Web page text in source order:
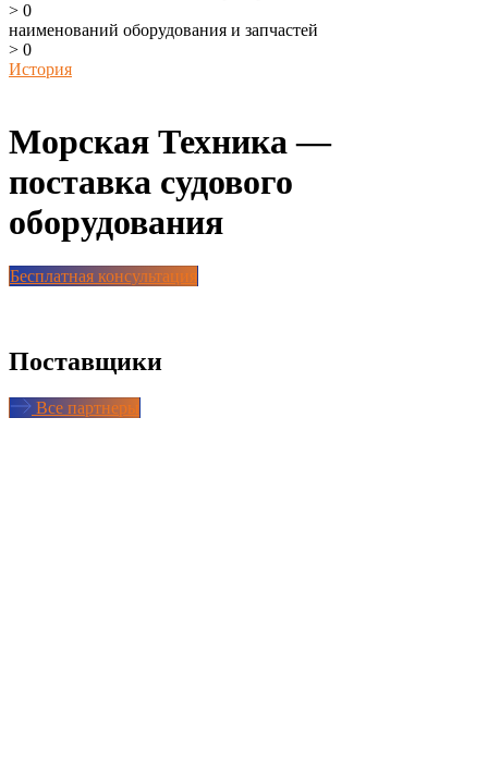
> 0
наименований оборудования и запчастей
> 0
История
Морская Техника —
поставка судового
оборудования
Бесплатная консультация
Поставщики
Все партнеры